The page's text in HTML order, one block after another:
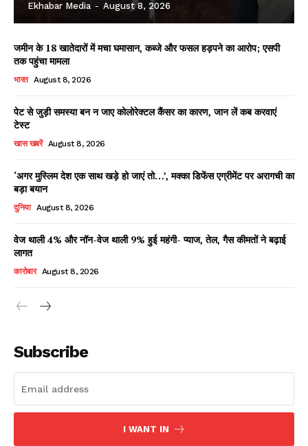
Ekhabar Media - August 8, 2026
जमीन के 18 खातेदारों में मचा घमासान, कब्जे और फसल हड़पने का आरोप; एसपी
तक पहुंचा मामला
भारत August 8, 2026
पेट से जुड़ी समस्या बन न जाए कोलोरेक्टल कैंसर का कारण, जान लें कब करवाएं
टेस्ट
खास खबरें August 8, 2026
‘अगर मुस्लिम देश एक साथ खड़े हो जाएं तो…’, मक्का डिफेंस एग्रीमेंट पर अरागची का
बड़ा बयान
दुनिया August 8, 2026
वेज थाली 4% और नॉन-वेज थाली 9% हुई महंगी- प्याज, तेल, गैस कीमतों ने बढ़ाई
लागत
कारोबार August 8, 2026
Subscribe
I WANT IN